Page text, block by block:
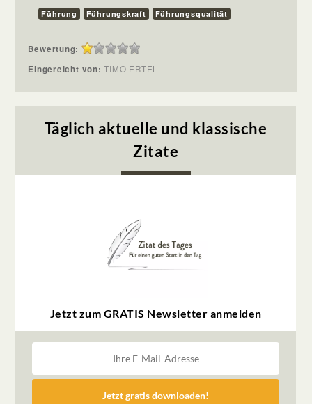
Führung
Führungskraft Führungsqualität
Bewertung:
Eingereicht von:TIMO ERTEL